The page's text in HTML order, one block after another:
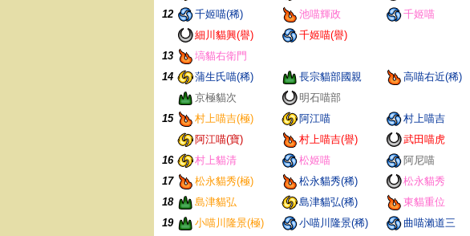
12
千姬喵(稀) 池喵輝政 千姬喵
細川貓興(譽)
千姬喵(譽)
13
塙貓右衛門
14
蒲生氏喵(稀) 長宗貓部國親 高喵右近(稀)
京極貓次
明石喵部
15
村上喵吉(極) 阿江喵 村上喵吉
阿江喵(寶)
村上喵吉(譽)
武田喵虎
16
村上貓清 松姬喵
阿尼喵
17
松永貓秀(極) 松永貓秀(稀) 松永貓秀
18
島津貓弘 島津貓弘(稀) 東貓重位
19
小喵川隆景(極) 小喵川隆景(稀) 曲喵瀨道三